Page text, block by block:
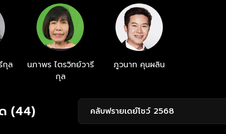
กุล
นภาพร ไตรวิทย์วารี
กุล
ภูวนาท คุนผลิน
(44) คลับฟรายเดย์โชว์ 2568